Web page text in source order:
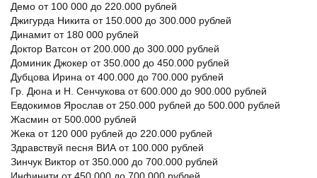
Демо от 100 000 до 220.000 рублей
Джигурда Никита от 150.000 до 300.000 рублей
Динамит от 180 000 рублей
Доктор Ватсон от 200.000 до 300.000 рублей
Доминик Джокер от 350.000 до 450.000 рублей
Дубцова Ирина от 400.000 до 700.000 рублей
Гр. Дюна и Н. Сенчукова от 600.000 до 900.000 рублей
Евдокимов Ярослав от 250.000 рублей до 500.000 рублей
Жасмин от 500.000 рублей
Жека от 120 000 рублей до 220.000 рублей
Здравствуй песня ВИА от 100.000 рублей
Зинчук Виктор от 350.000 до 700.000 рублей